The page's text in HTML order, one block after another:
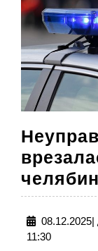
08.12.2025|
11:30